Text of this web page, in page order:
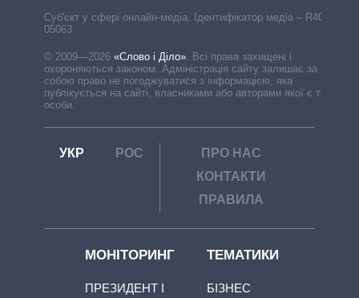
Cуб'єкт у сфері онлайн-медіа. Ідентифікатор медіа – R40-
05063
© 2009—2026 «Слово і Діло». Всі права захищені і
охороняються законом. Адміністрація сайту залишає за
собою право не погоджуватися з інформацією, яка
публікується на сайті, власниками або авторами якої є треті
особи.
УКР РОС
ПРО НАС
КОНТАКТИ
ПРАВИЛА
МОНІТОРИНГ
ПРЕЗИДЕНТ І
ТЕМАТИКИ
БІЗНЕС